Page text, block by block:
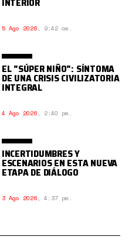
5 Ago 2026, 9:42 am.
EL "SÚPER NIÑO": SÍNTOMA
DE UNA CRISIS CIVILIZATORIA
INTEGRAL
4 Ago 2026, 2:40 pm.
INCERTIDUMBRES Y
ESCENARIOS EN ESTA NUEVA
ETAPA DE DIÁLOGO
3 Ago 2026, 4:37 pm.